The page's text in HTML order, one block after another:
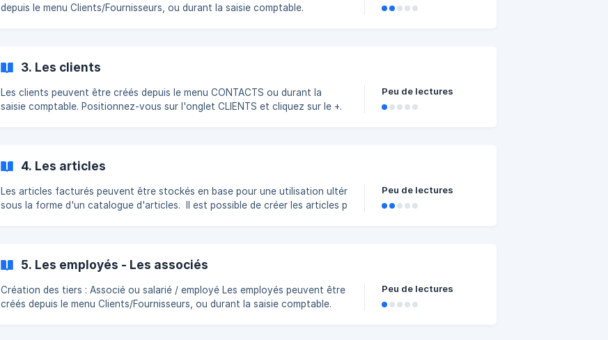
depuis le menu Clients/Fournisseurs, ou durant la saisie comptable.
3. Les clients
Les clients peuvent être créés depuis le menu CONTACTS ou durant la
saisie comptable. Positionnez-vous sur l'onglet CLIENTS et cliquez sur le +.
Peu de lectures
4. Les articles
Les articles facturés peuvent être stockés en base pour une utilisation ultérieure,
sous la forme d'un catalogue d'articles. Il est possible de créer les articles pendant le
Peu de lectures
5. Les employés - Les associés
Création des tiers : Associé ou salarié / employé Les employés peuvent être
créés depuis le menu Clients/Fournisseurs, ou durant la saisie comptable.
Peu de lectures